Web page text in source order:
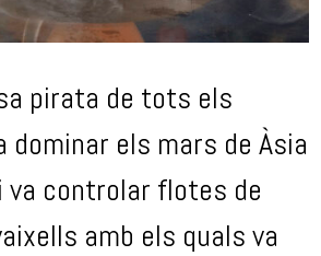
pirata de tots els
dominar els mars de Àsia
va controlar flotes de
amb els quals va